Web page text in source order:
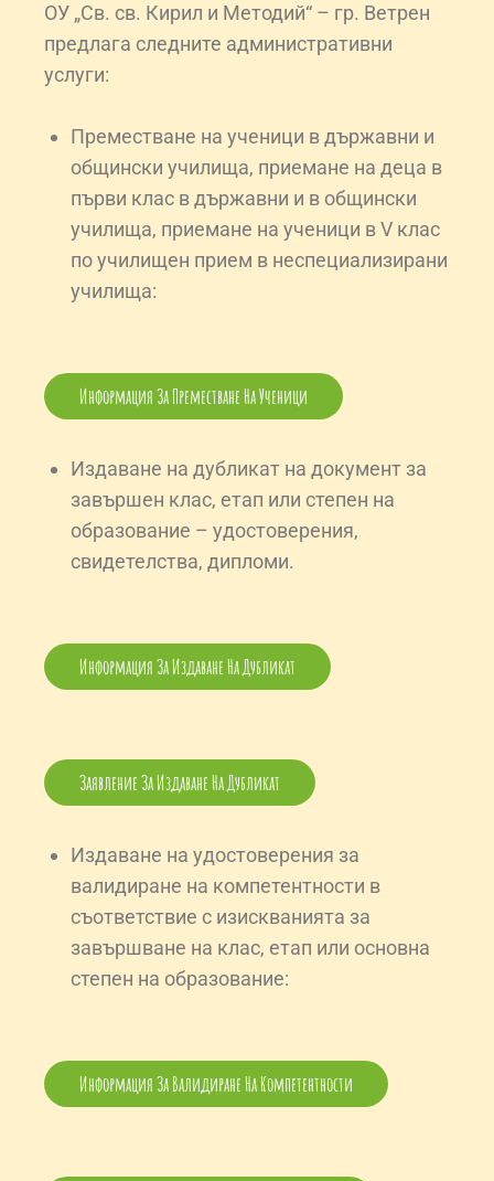
ОУ „Св. св. Кирил и Методий“ – гр. Ветрен
предлага следните административни
услуги:
Преместване на ученици в държавни и
общински училища, приемане на деца в
първи клас в държавни и в общински
училища, приемане на ученици в V клас
по училищен прием в неспециализирани
училища:
Информация За Преместване На Ученици
Издаване на дубликат на документ за
завършен клас, етап или степен на
образование – удостоверения,
свидетелства, дипломи.
Информация За Издаване На Дубликат
Заявление За Издаване На Дубликат
Издаване на удостоверения за
валидиране на компетентности в
съответствие с изискванията за
завършване на клас, етап или основна
степен на образование:
Информация За Валидиране На Компетентности